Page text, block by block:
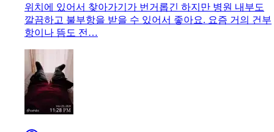
위치에 있어서 찾아가기가 번거롭긴 하지만 병원 내부도
깔끔하고 불부항을 받을 수 있어서 좋아요. 요즘 거의 건부
항이나 뜸도 전…